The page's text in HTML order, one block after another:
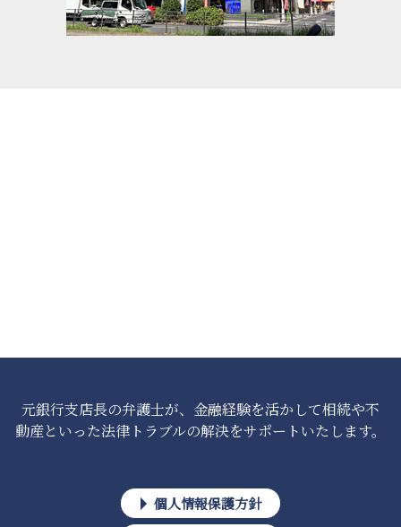
元銀行支店長の弁護士が、金融経験を活かして相続や不
動産といった法律トラブルの解決をサポートいたします。
個人情報保護方針